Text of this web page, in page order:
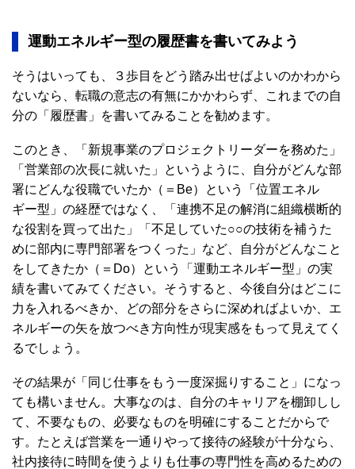
運動エネルギー型の履歴書を書いてみよう
そうはいっても、３歩目をどう踏み出せばよいのかわから
ないなら、転職の意志の有無にかかわらず、これまでの自
分の「履歴書」を書いてみることを勧めます。
このとき、「新規事業のプロジェクトリーダーを務めた」
「営業部の次長に就いた」というように、自分がどんな部
署にどんな役職でいたか（＝Be）という「位置エネル
ギー型」の経歴ではなく、「連携不足の解消に組織横断的
な役割を買って出た」「不足していた○○の技術を補うた
めに部内に専門部署をつくった」など、自分がどんなこと
をしてきたか（＝Do）という「運動エネルギー型」の実
績を書いてみてください。そうすると、今後自分はどこに
力を入れるべきか、どの部分をさらに深めればよいか、エ
ネルギーの矢を放つべき方向性が現実感をもって見えてく
るでしょう。
その結果が「同じ仕事をもう一度深掘りすること」になっ
ても構いません。大事なのは、自分のキャリアを棚卸しし
て、不要なもの、必要なものを明確にすることだからで
す。たとえば営業を一通りやって接待の経験が十分なら、
社内接待に時間を使うよりも仕事の専門性を高めるための